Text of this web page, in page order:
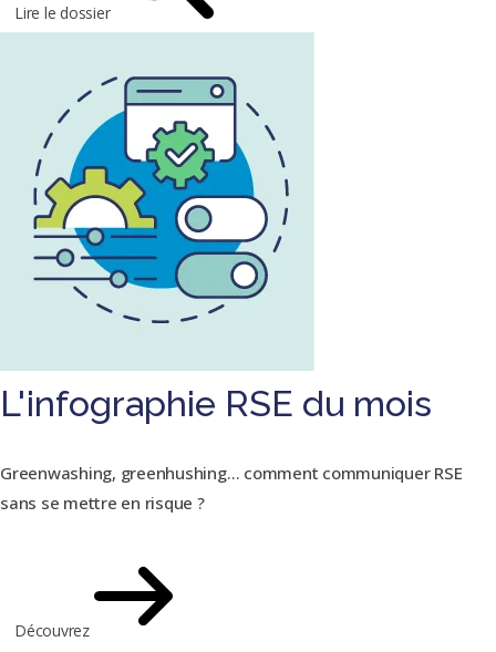
Lire le dossier
L'infographie RSE du mois
Greenwashing, greenhushing… comment communiquer RSE
sans se mettre en risque ?
Découvrez